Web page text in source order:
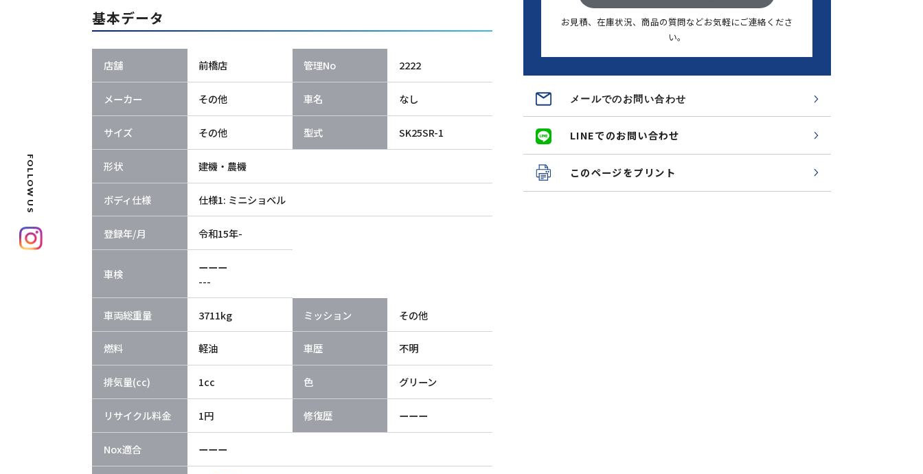
FOLLOW US
基本データ
店舗 前橋店 管理No 2222
メーカー その他 車名 なし
サイズ その他 型式 SK25SR-1
形状 建機・農機
ボディ仕様 仕様1: ミニショベル
登録年/月 令和15年-
車検
ーーー
---
車両総重量 3711kg ミッション その他
燃料 軽油 車歴 不明
排気量(cc) 1cc 色 グリーン
リサイクル料金 1円 修復歴 ーーー
Nox適合 ーーー
お見積、在庫状況、商品の質問などお気軽にご連絡くださ
い。
メールでのお問い合わせ
LINEでのお問い合わせ
このページをプリント